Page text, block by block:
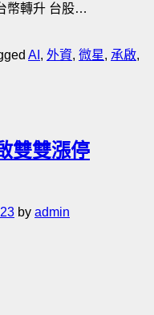
幣轉升 台股…
AI , 外資, 微星, 承啟,
雙雙漲停
by admin